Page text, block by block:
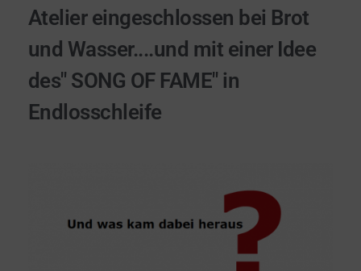
Atelier eingeschlossen bei Brot
und Wasser....und mit einer Idee
des" SONG OF FAME" in
Endlosschleife